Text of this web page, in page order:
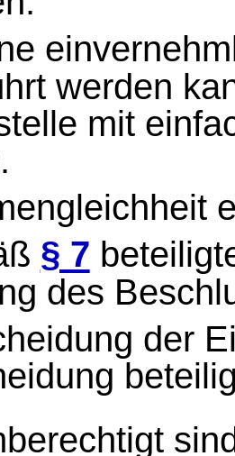
werden
mit
§ 7
des
der